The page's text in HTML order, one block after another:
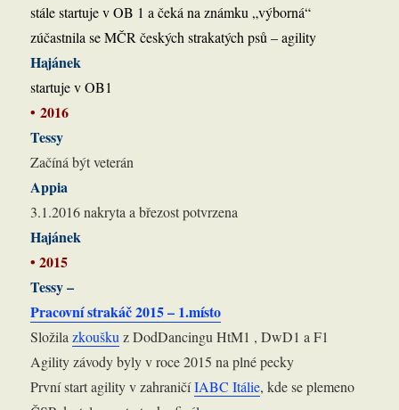
stále startuje v OB 1 a čeká na známku „výborná“
zúčastnila se MČR českých strakatých psů – agility
Hajánek
startuje v OB1
• 2016
Tessy
Začíná být veterán
Appia
3.1.2016 nakryta a březost potvrzena
Hajánek
• 2015
Tessy –
Pracovní strakáč 2015 – 1.místo
Složilazkouškuz DodDancingu HtM1 , DwD1 a F1
Agility závody byly v roce 2015 na plné pecky
První start agility v zahraničíIABC Itálie, kde se plemeno